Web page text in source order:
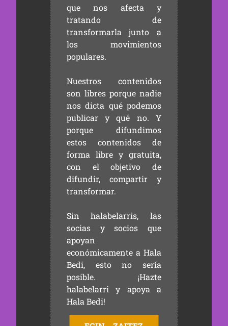
que nos afecta y
tratando de
transformarla junto a
los movimientos
populares.
Nuestros contenidos
son libres porque nadie
nos dicta qué podemos
publicar y qué no. Y
porque difundimos
estos contenidos de
forma libre y gratuita,
con el objetivo de
difundir, compartir y
transformar.
Sin halabelarris, las
socias y socios que
apoyan
económicamente a Hala
Bedi, esto no sería
posible. ¡Hazte
halabelarri y apoya a
Hala Bedi!